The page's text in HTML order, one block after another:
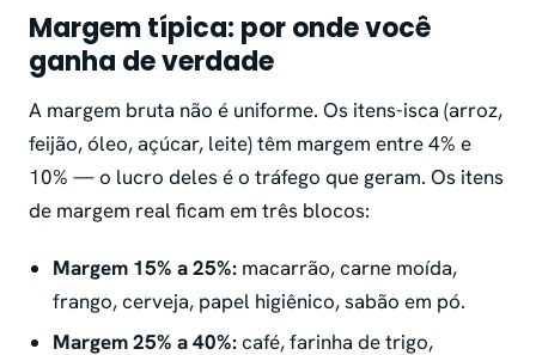
Margem típica: por onde você
ganha de verdade
A margem bruta não é uniforme. Os itens-isca (arroz,
feijão, óleo, açúcar, leite) têm margem entre 4% e
10% — o lucro deles é o tráfego que geram. Os itens
de margem real ficam em três blocos:
Margem 15% a 25%: macarrão, carne moída,
frango, cerveja, papel higiênico, sabão em pó.
Margem 25% a 40%:café, farinha de trigo,